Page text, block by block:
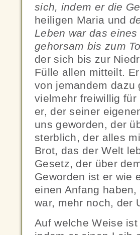
sich, indem er die
heiligen Maria und
Leben war das
gehorsam bis zum
der sich bis zur
Fülle allen mitteilt.
von jemandem dazu
vielmehr freiwillig
er, der seiner
uns geworden, der
sterblich, der alles
Brot, das der Welt
Gesetz, der über
Geworden ist er wie
einen Anfang
war, mehr noch, der
Auf welche Weise